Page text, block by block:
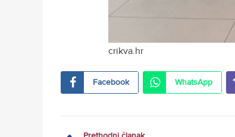
crikva.hr
Facebook WhatsApp